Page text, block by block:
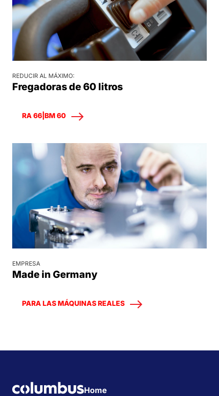
REDUCIR AL MÁXIMO:
Fregadoras de 60 litros
RA 66|BM 60
EMPRESA
Made in Germany
PARA LAS MÁQUINAS REALES
Home